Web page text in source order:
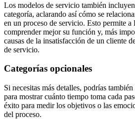
Los modelos de servicio también
categoría, aclarando así cómo se
en un proceso de servicio. Esto permite a
comprender mejor su función y, más
causas de la insatisfacción de un cliente
de servicio.
Categorías opcionales
Si necesitas más detalles, podrías
para mostrar cuánto tiempo toma cada
éxito para medir los objetivos o las
del proceso.